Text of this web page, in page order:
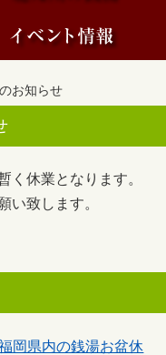
お知らせ
く休業となります。
い致します。
岡県内の銭湯お盆休